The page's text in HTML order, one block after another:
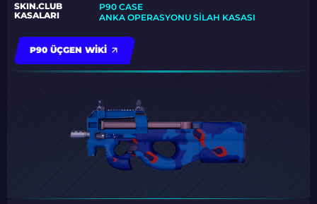
SKIN.CLUB
KASALARI
P90 CASE
ANKA OPERASYONU SILAH KASASI
P90 ÜÇGEN WIKI